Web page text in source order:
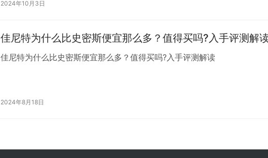
2024年10月3日
佳尼特为什么比史密斯便宜那么多？值得买吗?入手评测解
佳尼特为什么比史密斯便宜那么多？值得买吗?入手评测解读
2024年8月18日